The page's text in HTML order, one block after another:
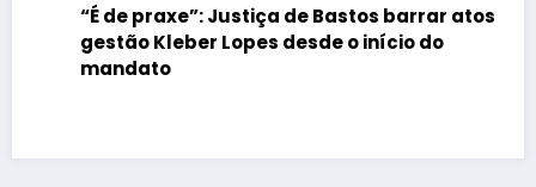
“É de praxe”: Justiça de Bastos barrar atos da
gestão Kleber Lopes desde o início do
mandato